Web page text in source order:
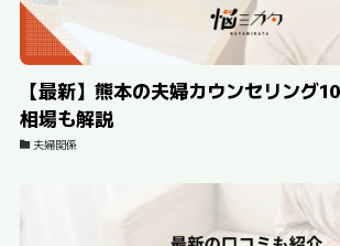
【最新】熊本の夫婦カウンセリング
相場も解説
夫婦関係